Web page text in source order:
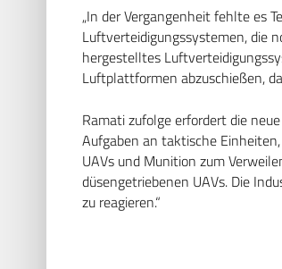
„In der Vergangenheit fehlte es
Luftverteidigungssystemen, die
hergestelltes
Luftplattformen abzuschießen,
Ramati zufolge erfordert die
Aufgaben an taktische
UAVs und Munition zum
düsengetriebenen UAVs. Die
zu reagieren.“